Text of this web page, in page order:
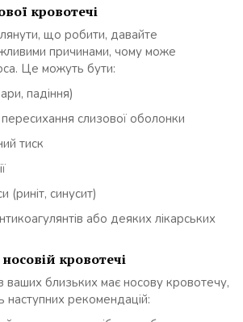
кровотечі
що робити, давайте
причинами, чому може
Це можуть бути:
падіння)
слизової оболонки
тиск
(риніт, синусит)
або деяких лікарських
кровотечі
ваших близьких має носову кровотечу,
наступних рекомендацій: